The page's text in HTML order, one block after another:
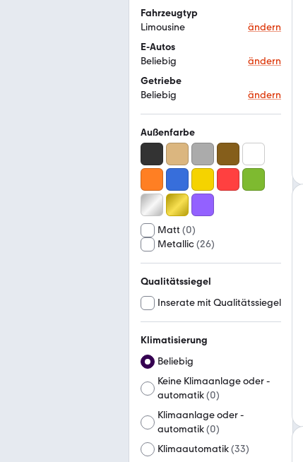
Fahrzeugtyp
Limousine
ändern
E-Autos
Beliebig
ändern
Getriebe
Beliebig
ändern
Außenfarbe
Matt (0)
Metallic(26)
Qualitätssiegel
Inserate mit Qualitätssiegel
Klimatisierung
Beliebig
Keine Klimaanlage oder -
automatik(0)
Klimaanlage oder -
automatik(0)
Klimaautomatik(33)